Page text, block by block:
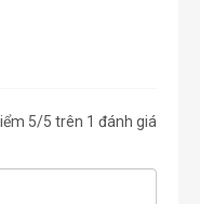
5/5 trên 1 đánh giá